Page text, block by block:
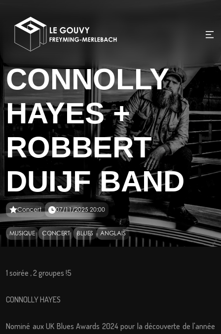
CONNOLLY
HAYES +
ROBBERT
DUIJF BAND
Concert 07/11/2025 20:00
MUSIQUE CONCERT BLUES ANGLAIS
1 soirée , 2 groupes !5
CONNOLLY HAYES
Nominé aux UK Blues Awards 2024 pour la découverte de l'année